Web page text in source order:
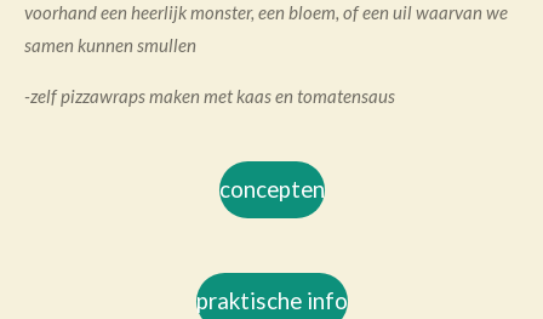
voorhand een heerlijk monster, een bloem, of een uil waarvan we
samen kunnen smullen
-zelf pizzawraps maken met kaas en tomatensaus
concepten
praktische info